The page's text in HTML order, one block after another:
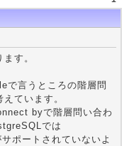
す。
言うところの階層問
ています。
byで階層問い合わ
では
ポートされていないよ